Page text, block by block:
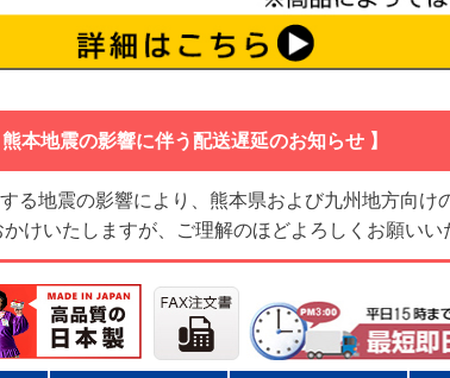
熊本地震の影響に伴う配送遅延のお知らせ 】
る地震の影響により、熊本県および九州地方向け
かけいたしますが、ご理解のほどよろしくお願いい